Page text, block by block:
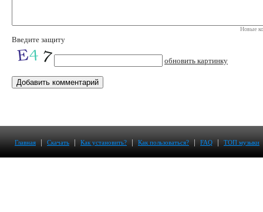
Новые
Введите защиту
обновить картинку
Главная | Скачать | Как установить? | Как пользоваться? | FAQ | ТОП музыки